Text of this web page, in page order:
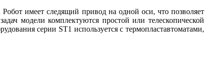
имеет следящий привод на одной оси, что позволяет
модели комплектуются простой или телескопической
серии ST1 используется с термопластавтоматами,